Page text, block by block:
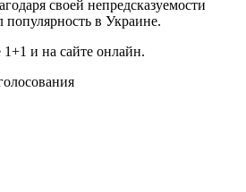
своей непредсказуемости
популярность в Украине.
и на сайте онлайн.